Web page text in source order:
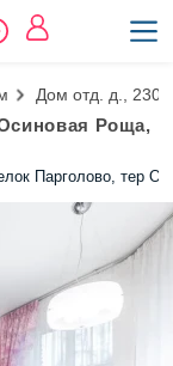
Дом отд. д., 230
Роща,
Парголово, тер